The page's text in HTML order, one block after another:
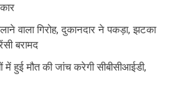
वाला गिरोह, दुकानदार ने पकड़ा, झटका
बरामद
में हुई मौत की जांच करेगी सीबीसीआईडी,